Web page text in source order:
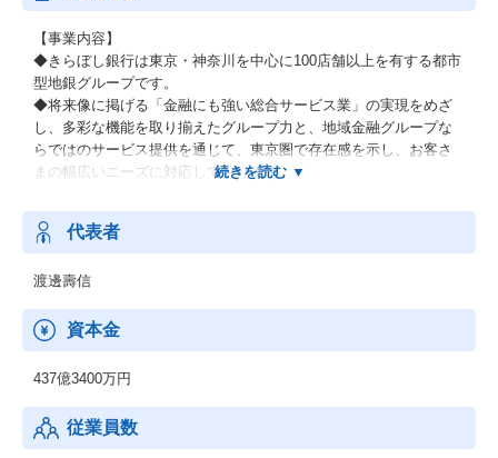
【事業内容】
◆きらぼし銀行は東京・神奈川を中心に100店舗以上を有する都市
型地銀グループです。
◆将来像に掲げる「金融にも強い総合サービス業」の実現をめざ
し、多彩な機能を取り揃えたグループ力と、地域金融グループな
らではのサービス提供を通じて、東京圏で存在感を示し、お客さ
まの幅広いニーズに対応しております。
【将来性】
◆目指すは、金融サービス業としての発展にとどまらず、いわば
を超えて、地域社会と地域ビジネスのプラットフォーマーへと大
きく前進しようとしているのです。
◆そこで、私たちが求めているのは、これからの時代を創り出す
プロフェッショナルであり、新しい時代をリードしていく新たな
スタイルのバンカーです。すべては、これからの時代に求められ
代表者
渡邊壽信
資本金
437億3400万円
従業員数